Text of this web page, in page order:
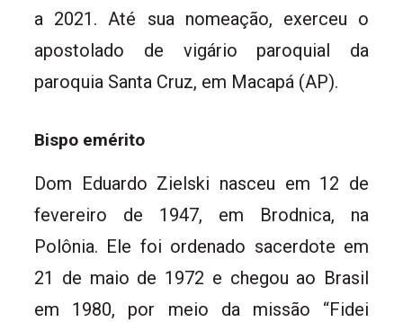
a 2021. Até sua nomeação, exerceu o
apostolado de vigário paroquial da
paroquia Santa Cruz, em Macapá (AP).
Bispo emérito
Dom Eduardo Zielski nasceu em 12 de
fevereiro de 1947, em Brodnica, na
Polônia. Ele foi ordenado sacerdote em
21 de maio de 1972 e chegou ao Brasil
em 1980, por meio da missão “Fidei